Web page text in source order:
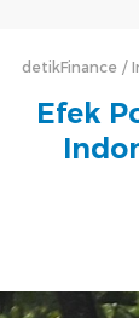
detikFinance
Efek